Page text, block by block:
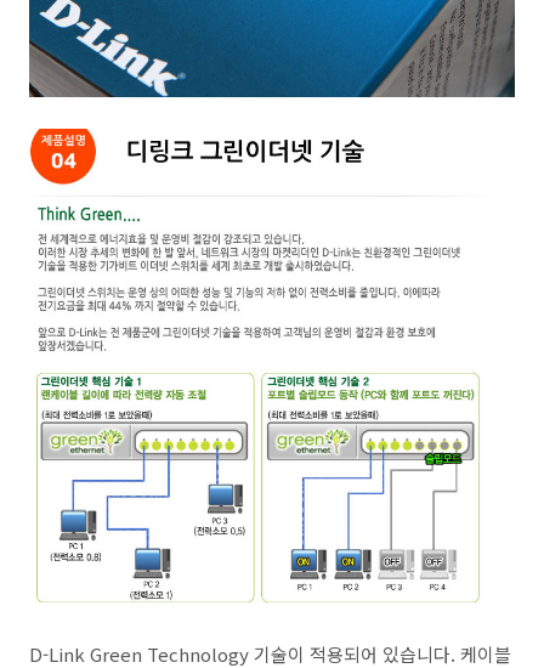
D-Link Green Technology 기술이 적용되어 있습니다. 케이블